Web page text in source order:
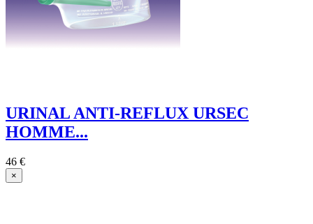
URINAL ANTI-REFLUX URSEC
HOMME...
46 €
×